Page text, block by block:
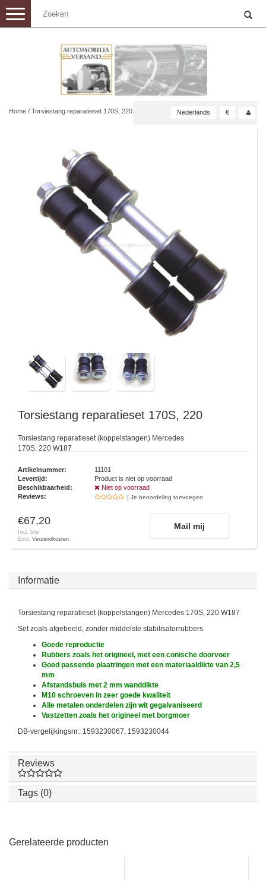
Toggle
navigation
Home / Torsiestang reparatieset 170S, 220 Nederlands €
Torsiestang reparatieset 170S, 220
Torsiestang reparatieset (koppelstangen) Mercedes
170S, 220 W187
Artikelnummer:
11101
Levertijd:
Product is niet op voorraad
Beschikbaarheid:
Niet op voorraad
Reviews:
| Je beoordeling toevoegen
€67,20
Incl. btw
Excl. Verzendkosten
Mail mij
Informatie
Torsiestang reparatieset (koppelstangen) Mercedes 170S, 220 W187
Set zoals afgebeeld, zonder middelste stabilisatorrubbers
Goede reproductie
Rubbers zoals het origineel, met een conische doorvoer
Goed passende plaatringen met een materiaaldikte van 2,5
mm
Afstandsbuis met 2 mm wanddikte
M10 schroeven in zeer goede kwaliteit
Alle metalen onderdelen zijn wit gegalvaniseerd
Vastzetten zoals het origineel met borgmoer
DB-vergelijkingsnr.: 1593230067, 1593230044
Reviews
Tags (0)
Gerelateerde producten